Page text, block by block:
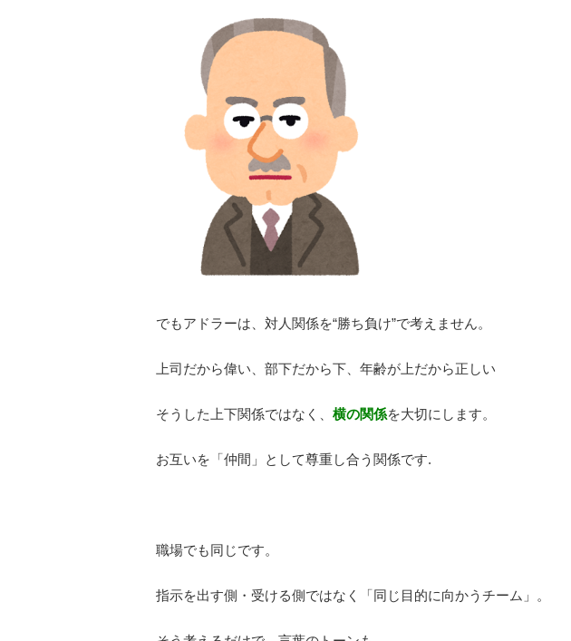
でもアドラーは、対人関係を“勝ち負け”で考えません。
上司だから偉い、部下だから下、年齢が上だから正しい
そうした上下関係ではなく、 横の関係を大切にします。
お互いを「仲間」として尊重し合う関係です.
職場でも同じです。
指示を出す側・受ける側ではなく「同じ目的に向かうチーム」。